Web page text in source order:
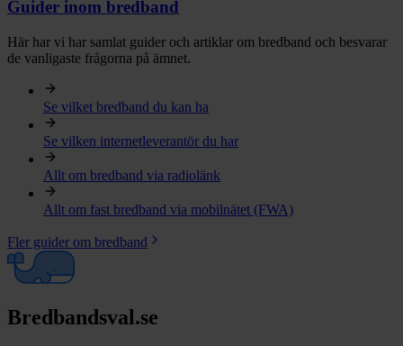
Guider inom bredband
Här har vi har samlat guider och artiklar om bredband och besvarar
de vanligaste frågorna på ämnet.
Se vilket bredband du kan ha
Se vilken internetleverantör du har
Allt om bredband via radiolänk
Allt om fast bredband via mobilnätet (FWA)
Fler guider om bredband
Bredbandsval.se